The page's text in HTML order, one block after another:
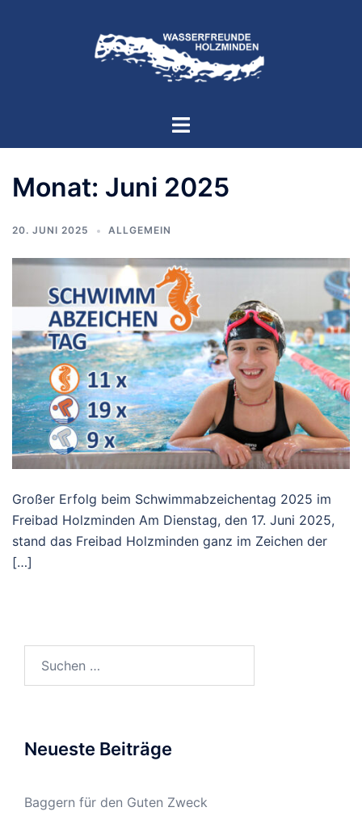
Menü
Monat: Juni 2025
20. JUNI 2025 ALLGEMEIN
Großer Erfolg beim Schwimmabzeichentag 2025 im
Freibad Holzminden Am Dienstag, den 17. Juni 2025,
stand das Freibad Holzminden ganz im Zeichen der
[…]
Neueste Beiträge
Baggern für den Guten Zweck